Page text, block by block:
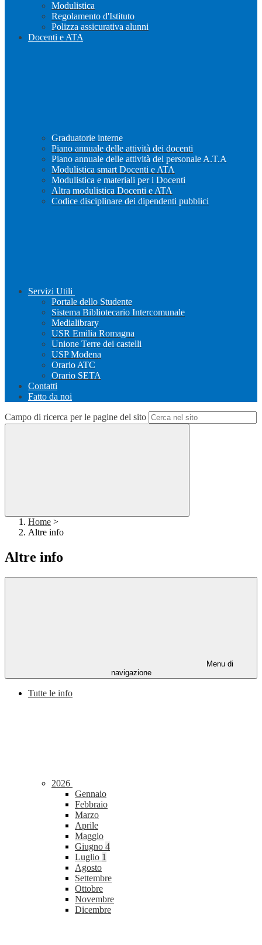
Modulistica
Regolamento d'Istituto
Polizza assicurativa alunni
Docenti e ATA
Graduatorie interne
Piano annuale delle attività dei docenti
Piano annuale delle attività del personale A.T.A
Modulistica smart Docenti e ATA
Modulistica e materiali per i Docenti
Altra modulistica Docenti e ATA
Codice disciplinare dei dipendenti pubblici
Servizi Utili
Portale dello Studente
Sistema Bibliotecario Intercomunale
Medialibrary
USR Emilia Romagna
Unione Terre dei castelli
USP Modena
Orario ATC
Orario SETA
Contatti
Fatto da noi
Campo di ricerca per le pagine del sito
Home >
Altre info
Altre info
Menu di
navigazione
Tutte le info
2026
Gennaio
Febbraio
Marzo
Aprile
Maggio
Giugno 4
Luglio 1
Agosto
Settembre
Ottobre
Novembre
Dicembre